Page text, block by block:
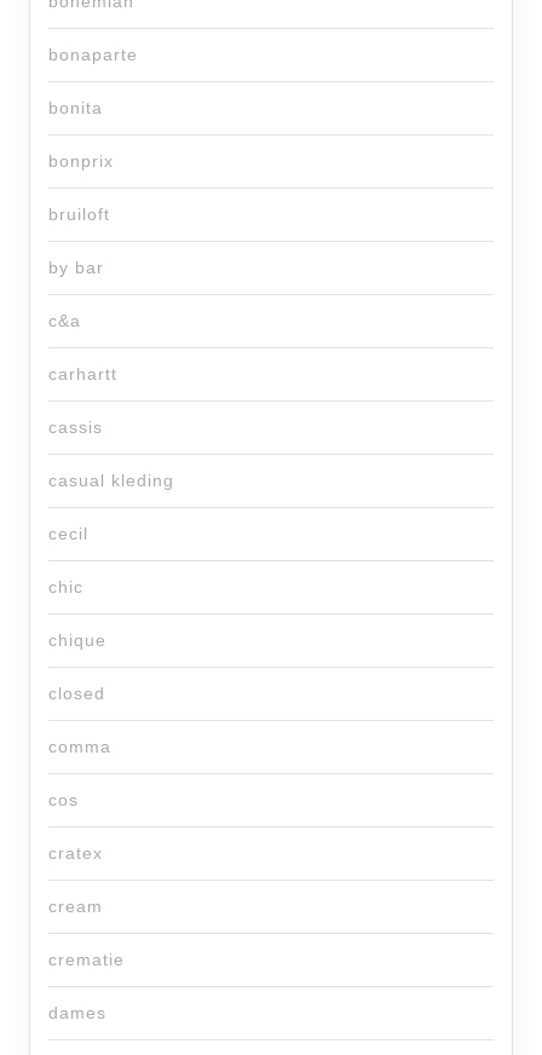
bonaparte
bonita
bonprix
bruiloft
by bar
c&a
carhartt
cassis
casual kleding
cecil
chic
chique
closed
comma
cos
cratex
cream
crematie
dames